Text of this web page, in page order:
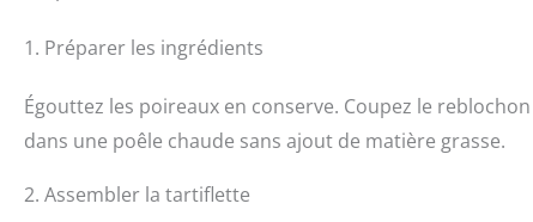
1. Préparer les ingrédients
Égouttez les poireaux en conserve. Coupez le
dans une poêle chaude sans ajout de matière grasse.
2. Assembler la tartiflette